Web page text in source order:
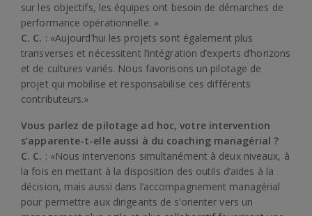
sur les objectifs, les équipes ont besoin de démarches de
performance opérationnelle. »
C. C. : «Aujourd’hui les projets sont également plus
transverses et nécessitent l’intégration d’experts d’horizons
et de cultures variés. Nous favorisons un pilotage de
projet qui mobilise et responsabilise ces différents
contributeurs.»
Vous parlez de pilotage ad hoc, votre intervention
s’apparente-t-elle aussi à du coaching managérial ?
C. C. : «Nous intervenons simultanément à deux niveaux, à
la fois en mettant à la disposition des outils d’aides à la
décision, mais aussi dans l’accompagnement managérial
pour permettre aux dirigeants de s’orienter vers un